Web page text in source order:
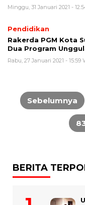
Minggu, 31 Januari 2021 -
Pendidikan
Rakerda PGM Kota
Dua Program
Rabu, 27 Januari 2021 - 15:59
Paginasi
pos
Sebelumnya
BERITA